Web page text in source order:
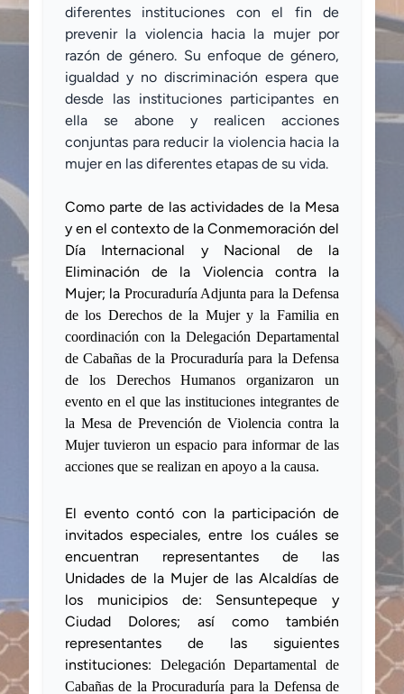
diferentes instituciones con el fin de
prevenir la violencia hacia la mujer por
razón de género. Su enfoque de género,
igualdad y no discriminación espera que
desde las instituciones participantes en
ella se abone y realicen acciones
conjuntas para reducir la violencia hacia la
mujer en las diferentes etapas de su vida.
Como parte de las actividadesde la Mesa
y en el contexto de la Conmemoración del
Día Internacional y Nacional de la
Eliminación de la Violencia contra la
Mujer; la Procuraduría Adjunta para la Defensa
de los Derechos de la Mujer y la Familia en
coordinación con la Delegación Departamental
de Cabañas de la Procuraduría para la Defensa
de los Derechos Humanos organizaron un
evento en el que las instituciones integrantes de
la Mesa de Prevención de Violencia contra la
Mujer tuvieron un espacio para informar de las
acciones que se realizan en apoyo a la causa.
El evento contó con la participación de
invitados especiales, entre los cuáles se
encuentran representantes de las
Unidades de la Mujer de las Alcaldías de
los municipios de: Sensuntepeque y
Ciudad Dolores; así como también
representantes de las siguientes
instituciones: Delegación Departamental de
Cabañas de la Procuraduría para la Defensa de